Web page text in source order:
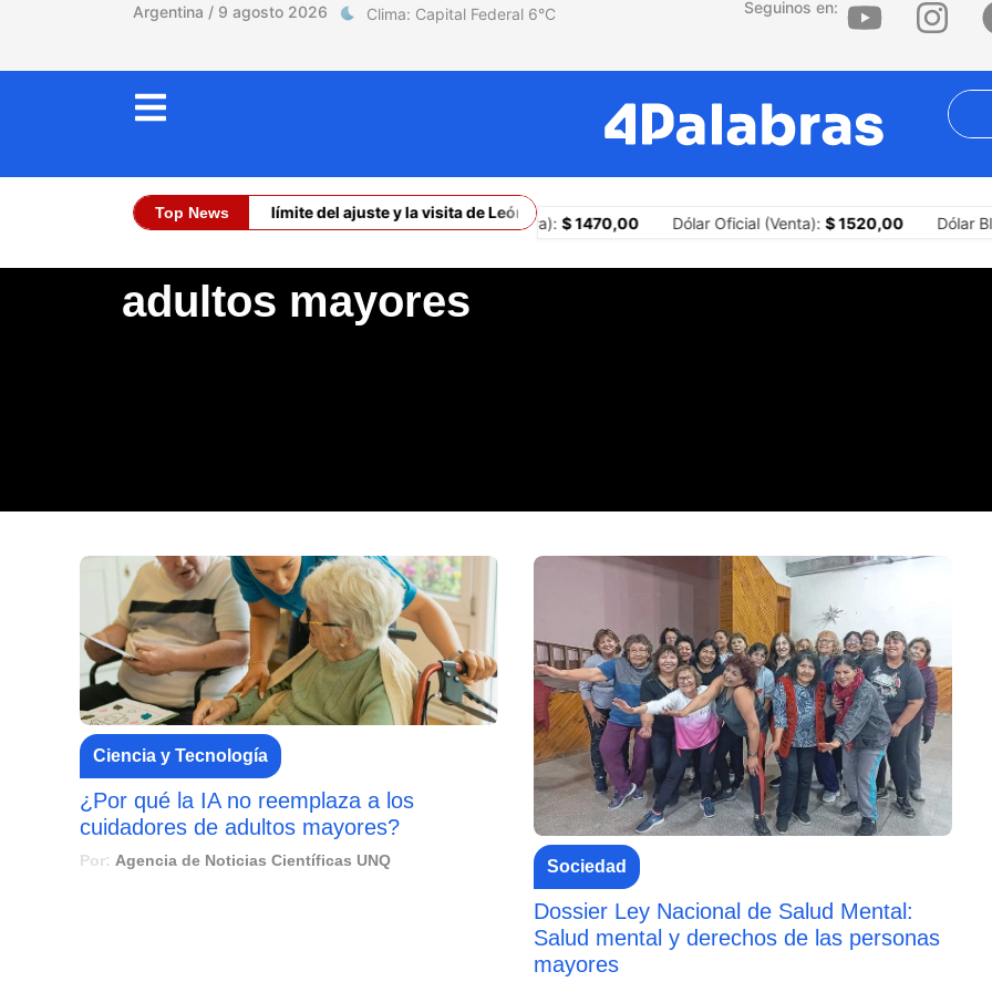
Argentina / 9 agosto 2026 6°C Seguinos en:
Top News
La calle, el límite del ajuste y la visita de León XIV Hernán Vanoli: “El progresismo tiene que aprender que
Dólar Oficial (Compra):$ 1470,00 Dólar Oficial (Venta):$ 1520,00 Dólar
adultos mayores
Ciencia y Tecnología
¿Por qué la IA no reemplaza a los
cuidadores de adultos mayores?
Por: Agencia de Noticias Científicas UNQ Sociedad
Dossier Ley Nacional de Salud Mental:
Salud mental y derechos de las personas
mayores